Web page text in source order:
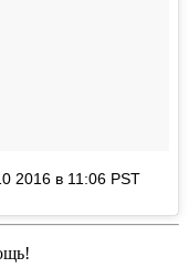
2016 в 11:06 PST